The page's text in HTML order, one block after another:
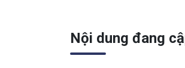
Nội dung đang